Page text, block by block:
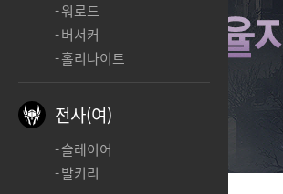
워로드
버서커
홀리나이트
전사(여)
슬레이어
발키리